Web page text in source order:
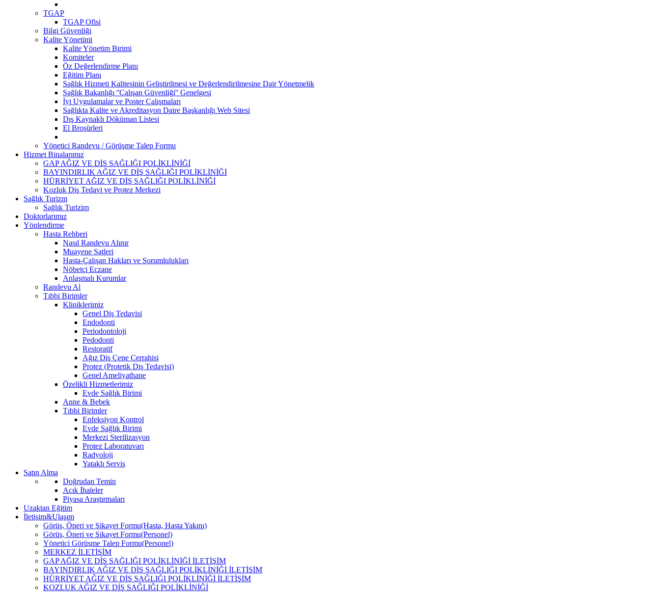
TGAP
TGAP Ofisi
Bilgi Güvenliği
Kalite Yönetimi
Kalite Yönetim Birimi
Komiteler
Öz Değerlendirme Planı
Eğitim Planı
Sağlık Hizmeti Kalitesinin Geliştirilmesi ve Değerlendirilmesine Dair Yönetmelik
Sağlık Bakanlığı ''Çalışan Güvenliği'' Genelgesi
İyi Uygulamalar ve Poster Çalışmaları
Sağlıkta Kalite ve Akreditasyon Daire Başkanlığı Web Sitesi
Dış Kaynaklı Döküman Listesi
El Broşürleri
Yönetici Randevu / Görüşme Talep Formu
Hizmet Binalarımız
GAP AĞIZ VE DİŞ SAĞLIĞI POLİKLİNİĞİ
BAYINDIRLIK AĞIZ VE DİŞ SAĞLIĞI POLİKLİNİĞİ
HÜRRİYET AĞIZ VE DİŞ SAĞLIĞI POLİKLİNİĞİ
Kozluk Diş Tedavi ve Protez Merkezi
Sağlık Turizm
Sağlık Turizim
Doktorlarımız
Yönlendirme
Hasta Rehberi
Nasıl Randevu Alınır
Muayene Satleri
Hasta-Çalışan Hakları ve Sorumlulukları
Nöbetçi Eczane
Anlaşmalı Kurumlar
Randevu Al
Tıbbi Birimler
Kliniklerimiz
Genel Diş Tedavisi
Endodonti
Periodontoloji
Pedodonti
Restoratif
Ağız Diş Çene Cerrahisi
Protez (Protetik Diş Tedavisi)
Genel Ameliyathane
Özelikli Hizmetlerimiz
Evde Sağlık Birimi
Anne & Bebek
Tıbbi Birimler
Enfeksiyon Kontrol
Evde Sağlık Birimi
Merkezi Sterilizasyon
Protez Laboratuvarı
Radyoloji
Yataklı Servis
Satın Alma
Doğrudan Temin
Açık İhaleler
Piyasa Araştırmaları
Uzaktan Eğitim
İletişim&Ulaşım
Görüş, Öneri ve Şikayet Formu(Hasta, Hasta Yakını)
Görüş, Öneri ve Şikayet Formu(Personel)
Yönetici Görüşme Talep Formu(Personel)
MERKEZ İLETİŞİM
GAP AĞIZ VE DİŞ SAĞLIĞI POLİKLİNİĞİ İLETİŞİM
BAYINDIRLIK AĞIZ VE DİŞ SAĞLIĞI POLİKLİNİĞİ İLETİŞİM
HÜRRİYET AĞIZ VE DİŞ SAĞLIĞI POLİKLİNİĞİ İLETİŞİM
KOZLUK AĞIZ VE DİŞ SAĞLIĞI POLİKLİNİĞİ